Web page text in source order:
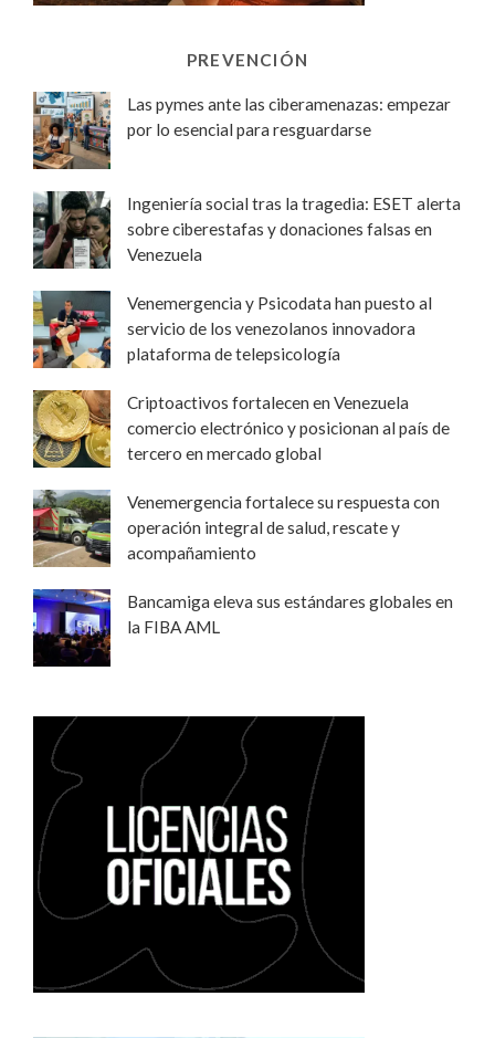
PREVENCIÓN
Las pymes ante las ciberamenazas: empezar
por lo esencial para resguardarse
Ingeniería social tras la tragedia: ESET alerta
sobre ciberestafas y donaciones falsas en
Venezuela
Venemergencia y Psicodata han puesto al
servicio de los venezolanos innovadora
plataforma de telepsicología
Criptoactivos fortalecen en Venezuela
comercio electrónico y posicionan al país de
tercero en mercado global
Venemergencia fortalece su respuesta con
operación integral de salud, rescate y
acompañamiento
Bancamiga eleva sus estándares globales en
la FIBA AML